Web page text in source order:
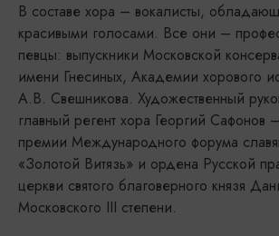
В составе хора – вокалисты,
красивыми голосами. Все они –
певцы: выпускники Московской
имени Гнесиных, Академии хорового
А.В. Свешникова. Художественный
главный регент хора Георгий Сафонов
премии Международного форума
«Золотой Витязь» и ордена Русской
церкви святого благоверного князя
Московского III степени.